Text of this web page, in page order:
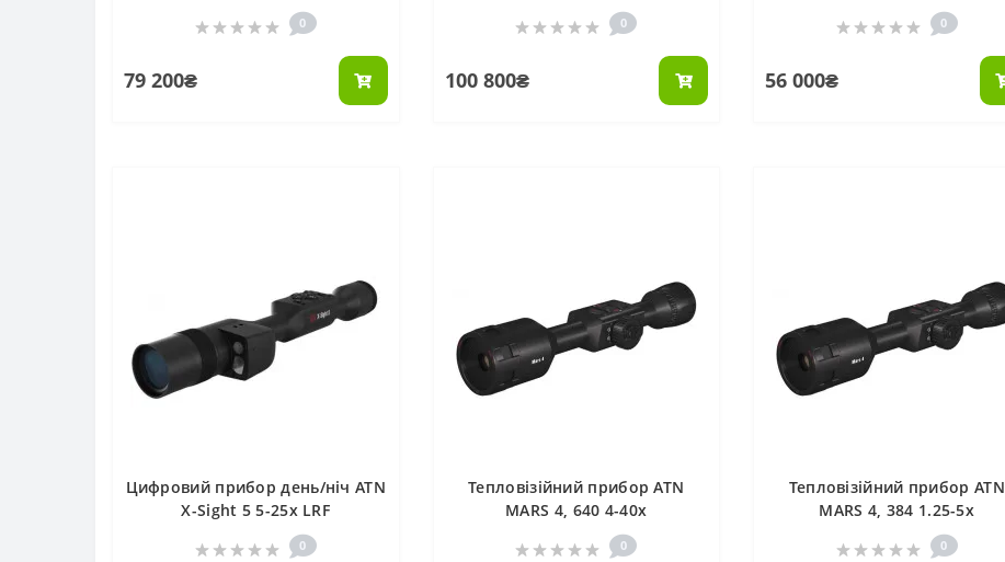
0
79 200₴
0
100 800₴
0
56 000₴
Цифровий прибор день/ніч ATN
X-Sight 5 5-25х LRF
0
Тепловізійний прибор ATN
MARS 4, 640 4-40x
0
Тепловізійний прибор ATN
MARS 4, 384 1.25-5x
0